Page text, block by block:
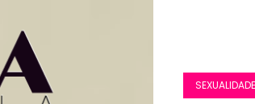
SEXUALIDADE